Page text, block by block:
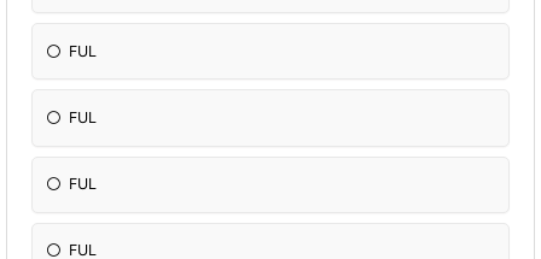
FUL
FUL
FUL
FUL